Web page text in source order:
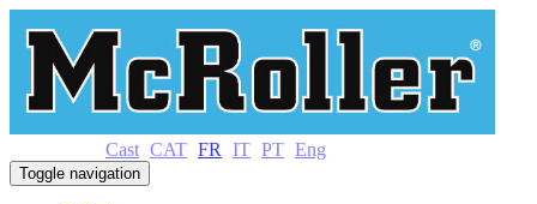
Cast CAT FR IT PT Eng
Toggle navigation